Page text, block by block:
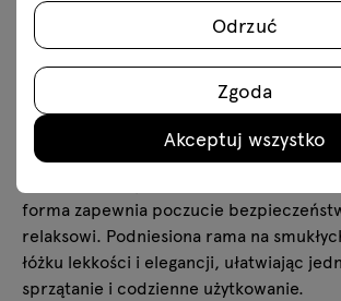
Hug to połączenie rzeźbiarskiej formy,
naturalnego piękna drewna. Wygięte
intymną, przytulną przestrzeń, która
forma zapewnia poczucie
relaksowi. Podniesiona rama na
łóżku lekkości i elegancji, ułatwiając
sprzątanie i codzienne użytkowanie.
Odrzuć
Zgoda
Akceptuj wszystko